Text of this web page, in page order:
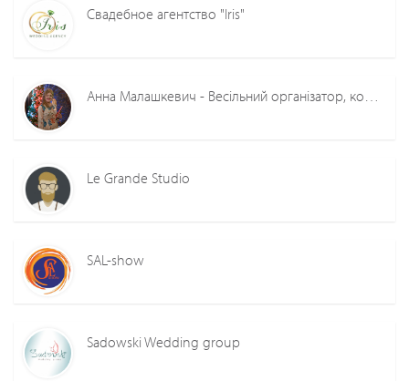
Свадебное агентство "Iris"
Le Grande Studio
SAL-show
Sadowski Wedding group